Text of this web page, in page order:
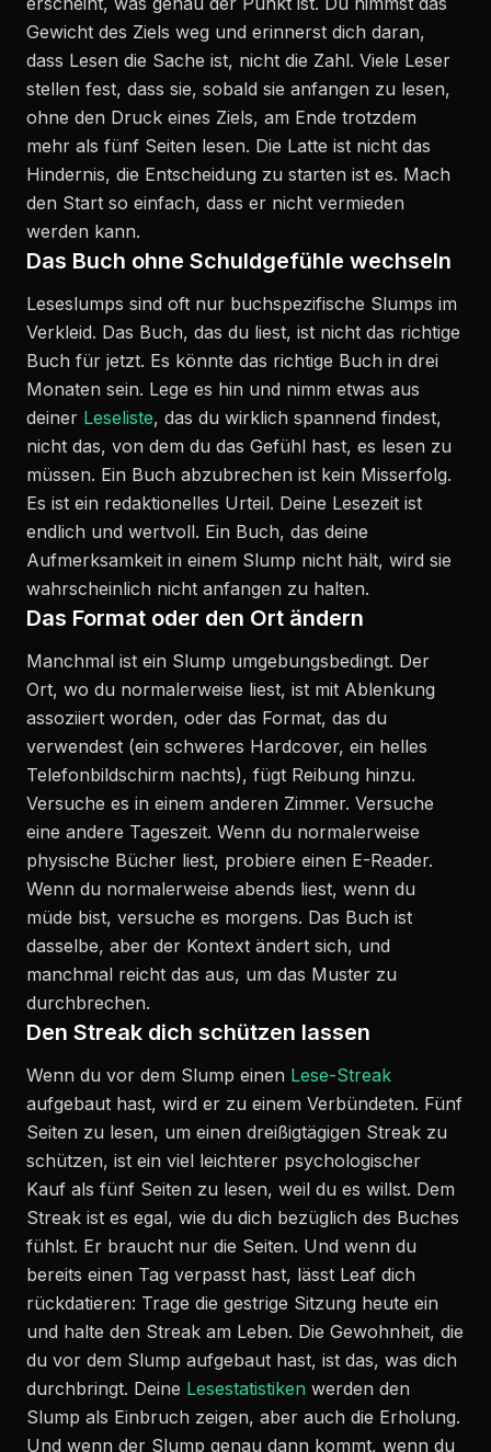
Gewicht des Ziels weg und erinnerst dich daran,
dass Lesen die Sache ist, nicht die Zahl. Viele Leser
stellen fest, dass sie, sobald sie anfangen zu lesen,
ohne den Druck eines Ziels, am Ende trotzdem
mehr als fünf Seiten lesen. Die Latte ist nicht das
Hindernis, die Entscheidung zu starten ist es. Mach
den Start so einfach, dass er nicht vermieden
werden kann.
Das Buch ohne Schuldgefühle wechseln
Leseslumps sind oft nur buchspezifische Slumps im
Verkleid. Das Buch, das du liest, ist nicht das richtige
Buch für jetzt. Es könnte das richtige Buch in drei
Monaten sein. Lege es hin und nimm etwas aus
deiner Leseliste, das du wirklich spannend findest,
nicht das, von dem du das Gefühl hast, es lesen zu
müssen. Ein Buch abzubrechen ist kein Misserfolg.
Es ist ein redaktionelles Urteil. Deine Lesezeit ist
endlich und wertvoll. Ein Buch, das deine
Aufmerksamkeit in einem Slump nicht hält, wird sie
wahrscheinlich nicht anfangen zu halten.
Das Format oder den Ort ändern
Manchmal ist ein Slump umgebungsbedingt. Der
Ort, wo du normalerweise liest, ist mit Ablenkung
assoziiert worden, oder das Format, das du
verwendest (ein schweres Hardcover, ein helles
Telefonbildschirm nachts), fügt Reibung hinzu.
Versuche es in einem anderen Zimmer. Versuche
eine andere Tageszeit. Wenn du normalerweise
physische Bücher liest, probiere einen E-Reader.
Wenn du normalerweise abends liest, wenn du
müde bist, versuche es morgens. Das Buch ist
dasselbe, aber der Kontext ändert sich, und
manchmal reicht das aus, um das Muster zu
durchbrechen.
Den Streak dich schützen lassen
Wenn du vor dem Slump einen Lese-Streak
aufgebaut hast, wird er zu einem Verbündeten. Fünf
Seiten zu lesen, um einen dreißigtägigen Streak zu
schützen, ist ein viel leichterer psychologischer
Kauf als fünf Seiten zu lesen, weil du es willst. Dem
Streak ist es egal, wie du dich bezüglich des Buches
fühlst. Er braucht nur die Seiten. Und wenn du
bereits einen Tag verpasst hast, lässt Leaf dich
rückdatieren: Trage die gestrige Sitzung heute ein
und halte den Streak am Leben. Die Gewohnheit, die
du vor dem Slump aufgebaut hast, ist das, was dich
durchbringt. Deine Lesestatistiken werden den
Slump als Einbruch zeigen, aber auch die Erholung.
Und wenn der Slump genau dann kommt, wenn du